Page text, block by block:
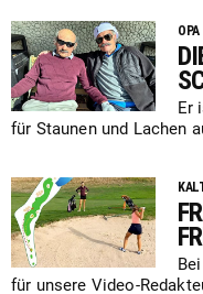
Er
für Staunen und Lachen
für unsere Video-